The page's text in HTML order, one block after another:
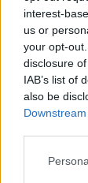
interest-
us or
your opt-
disclosure
IAB’s list of
also be
Please
“edge”
medio), e
d’intensità.